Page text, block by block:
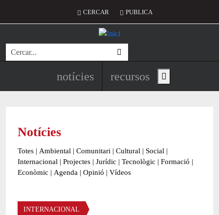
Menú del compte d'usuari
CERCAR PUBLICA
Cerca
Navegació principal de
notícies recursos Show main menu
Notícies
Totes | Ambiental | Comunitari | Cultural | Social |
Internacional | Projectes | Jurídic | Tecnològic | Formació |
Econòmic | Agenda | Opinió | Vídeos
Àmbit de la notícia
INTERNACIONAL